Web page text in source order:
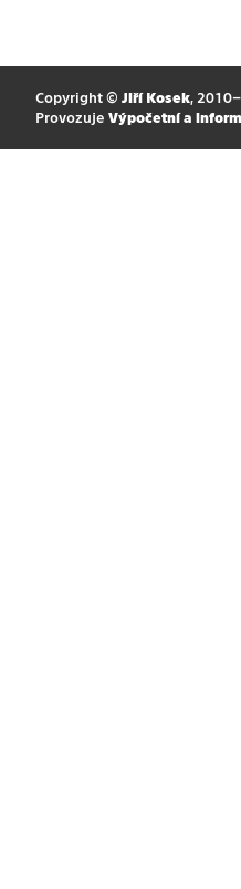
Copyright © Jiří Kosek,
Provozuje Výpočetní a